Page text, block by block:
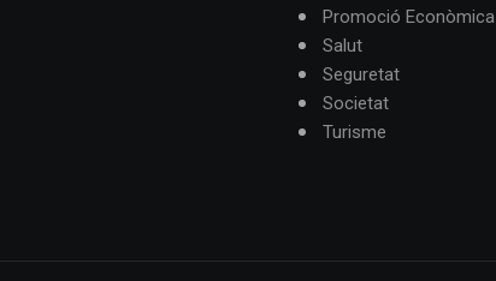
Promoció Econòmica
Salut
Seguretat
Societat
Turisme